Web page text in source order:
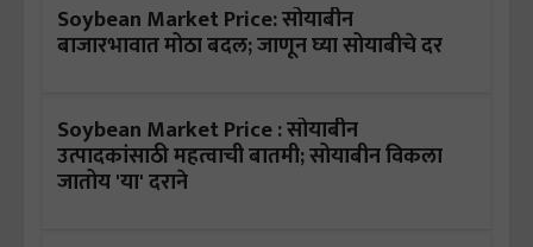
Soybean Market Price: सोयाबीन
बाजारभावात मोठा बदल; जाणून घ्या सोयाबीचे दर
Soybean Market Price : सोयाबीन
उत्पादकांसाठी महत्वाची बातमी; सोयाबीन विकला
जातोय 'या' दराने